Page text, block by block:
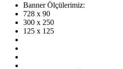
Banner Ölçülerimiz:
728 x 90
300 x 250
125 x 125